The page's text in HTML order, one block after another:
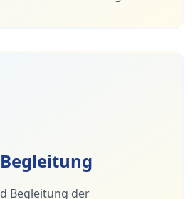
Begleitung der